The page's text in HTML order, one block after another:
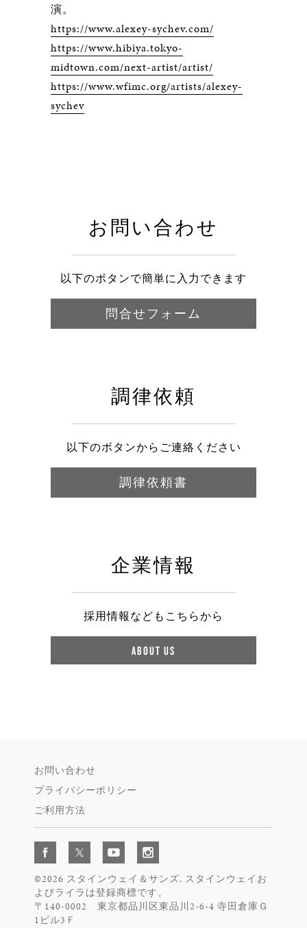
演。
https://www.alexey-sychev.com/
https://www.hibiya.tokyo-
midtown.com/next-artist/artist/
https://www.wfimc.org/artists/alexey-
sychev
お問い合わせ
以下のボタンで簡単に入力できます
問合せフォーム
調律依頼
以下のボタンからご連絡ください
調律依頼書
企業情報
採用情報などもこちらから
ABOUT US
お問い合わせ
プライバシーポリシー
ご利用方法
©2026 スタインウェイ＆サンズ. スタインウェイお
よびライラは登録商標です。
〒140-0002 東京都品川区東品川2-6-4 寺田倉庫Ｇ
1ビル3Ｆ